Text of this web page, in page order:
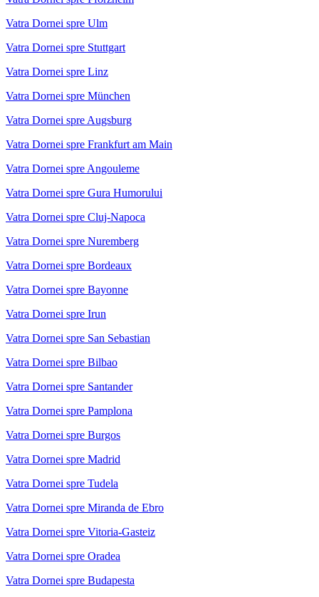
Vatra Dornei spre Ulm
Vatra Dornei spre Stuttgart
Vatra Dornei spre Linz
Vatra Dornei spre München
Vatra Dornei spre Augsburg
Vatra Dornei spre Frankfurt am Main
Vatra Dornei spre Angouleme
Vatra Dornei spre Gura Humorului
Vatra Dornei spre Cluj-Napoca
Vatra Dornei spre Nuremberg
Vatra Dornei spre Bordeaux
Vatra Dornei spre Bayonne
Vatra Dornei spre Irun
Vatra Dornei spre San Sebastian
Vatra Dornei spre Bilbao
Vatra Dornei spre Santander
Vatra Dornei spre Pamplona
Vatra Dornei spre Burgos
Vatra Dornei spre Madrid
Vatra Dornei spre Tudela
Vatra Dornei spre Miranda de Ebro
Vatra Dornei spre Vitoria-Gasteiz
Vatra Dornei spre Oradea
Vatra Dornei spre Budapesta